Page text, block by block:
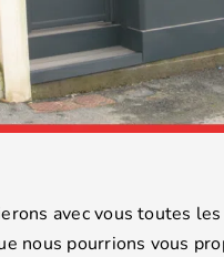
avec vous toutes
nous pourrions vous